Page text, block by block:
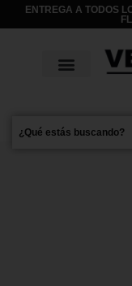
ENTREGA A TODOS